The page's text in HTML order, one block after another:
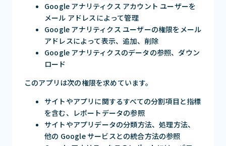
Google アナリティクス アカウント ユーザーを
メール アドレスによって管理
Google アナリティクス ユーザーの権限をメール
アドレスによって表示、追加、削除
Google アナリティクスのデータの参照、ダウン
ロード
このアプリは次の権限を求めています。
サイトやアプリに関するすべての分割項目と指標
を含む、レポートデータの参照
サイトやアプリデータの分類方法、処理方法、
他の Google サービスとの統合方法の参照